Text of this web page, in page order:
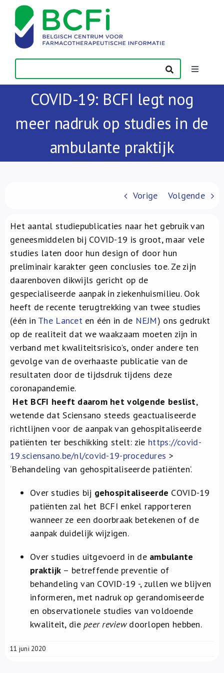
content
Toggle
Nieuws
Publicaties
Vorming
Over ons
COVID-19: BCFI legt nog
meer nadruk op studies in de
ambulante praktijk
Vorige Volgende
Het aantal studiepublicaties naar het gebruik van
geneesmiddelen bij COVID-19 is groot, maar vele
studies laten door hun design of door hun
preliminair karakter geen conclusies toe. Ze zijn
daarenboven dikwijls gericht op de
gespecialiseerde aanpak in ziekenhuismilieu. Ook
heeft de recente terugtrekking van twee studies
(één in The Lanceten één in de NEJM) ons gedrukt
op de realiteit dat we waakzaam moeten zijn in
verband met kwaliteitsrisico’s, onder andere ten
gevolge van de overhaaste publicatie van de
resultaten door de tijdsdruk tijdens deze
coronapandemie.
Het BCFI heeft daarom het volgende beslist,
wetende dat Sciensano steeds geactualiseerde
richtlijnen voor de aanpak van gehospitaliseerde
patiënten ter beschikking stelt: zie https://covid-
19.sciensano.be/nl/covid-19-procedures >
‘Behandeling van gehospitaliseerde patiënten’.
Over studies bij gehospitaliseerde COVID-19
patiënten zal het BCFI enkel rapporteren
wanneer ze een doorbraak betekenen of de
aanpak duidelijk wijzigen.
Over studies uitgevoerd in de ambulante
praktijk – betreffende preventie of
behandeling van COVID-19 -, zullen we blijven
informeren, met nadruk op gerandomiseerde
en observationele studies van voldoende
kwaliteit, diepeer reviewdoorlopen hebben.
11 juni 2020